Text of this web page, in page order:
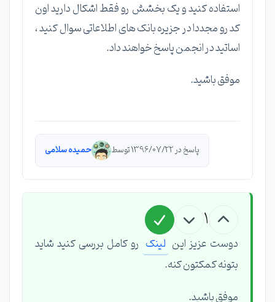
استفاده کنید و یک بخشش رو فقط اشکال دارید اون
کد رو مجددا در جزیره بانک های اطلاعاتی سوال کنید ،
اساتید در انجمن پاسخ خواهند داد.
موفق باشید.
پاسخ در 1396/07/22 توسط حمیده سلامی
1
دوست عزیز این لینک رو کامل بررسی کنید شاید
بتونه کمکتون کنه.
موفق باشید.